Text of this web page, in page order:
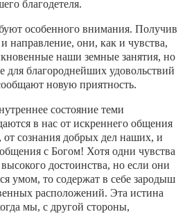
благодетеля.
особенного внима­ния. Получив
направле­ние, они, как и чувства,
наши земные занятия, но
для благороднейших удовольствий
новую приятность.
состояние те­ми
в нас от искрен­него общения
сознания добрых дел наших, и
с Богом! Хотя одни чувства
достоинства, но если они
умом, то содержат в себе зародыш
расположений. Эта истина
мы, с другой стороны,